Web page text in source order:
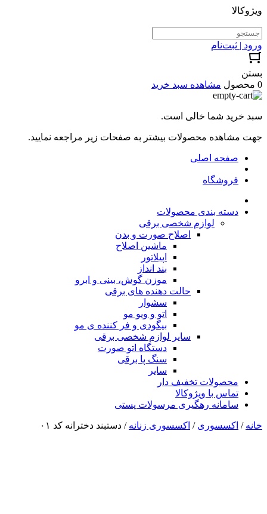
ویژوکالا
ورود | ثبت‌نام
بستن
0 محصول
مشاهده سبد خرید
سبد خرید شما خالی است.
جهت مشاهده محصولات بیشتر به صفحات زیر مراجعه نمایید.
صفحه اصلی
فروشگاه
دسته بندی محصولات
لوازم شخصی برقی
اصلاح صورت و بدن
ماشین اصلاح
اپیلاتور
بند انداز
موزن گوش، بینی و ابرو
حالت دهنده های برقی
سشوار
اتو و ویو مو
بیگودی و فر کننده ی مو
سایر لوازم شخصی برقی
دستگاه اتو صورت
سنگ پا برقی
سایر
محصولات تخفیف دار
تماس با ویژوکالا
سامانه رهگیری مرسولات پستی
خانه / اکسسوری / اکسسوری زنانه / دستبند دخترانه کد ۰۱